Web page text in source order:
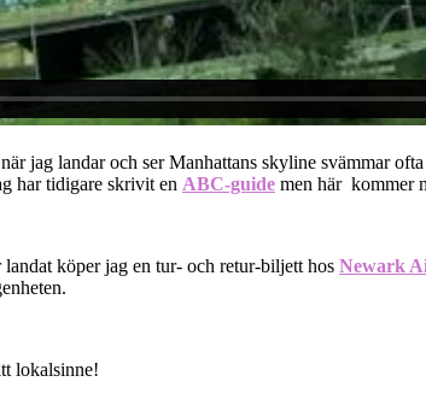
jag landar och ser Manhattans skyline svämmar
har tidigare skrivit en ABC-guide men här kommer
köper jag en tur- och retur-biljett hos Newark
lokalsinne!